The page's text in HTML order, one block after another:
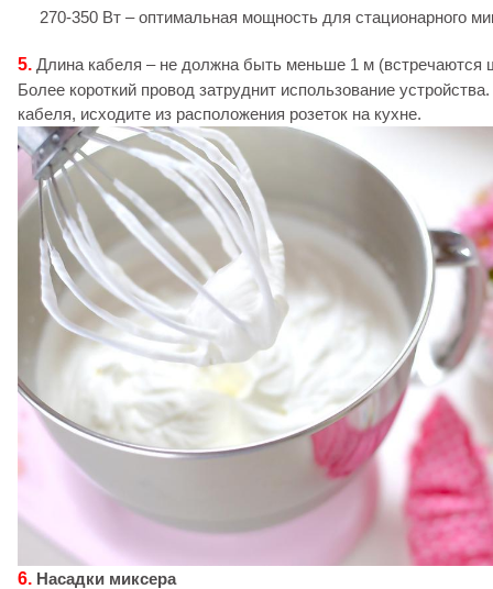
270-350 Вт – оптимальная мощность для стационарного
5. Длина кабеля – не должна быть меньше 1 м (встречаются
Более короткий провод затруднит использование
кабеля, исходите из расположения розеток на кухне.
6. Насадки миксера